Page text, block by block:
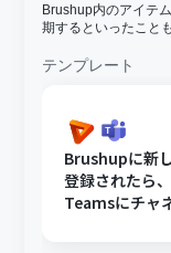
Brushup内のアイテ
期するといったこと
テンプレート
Brushupに新
登録されたら
Teamsにチャ